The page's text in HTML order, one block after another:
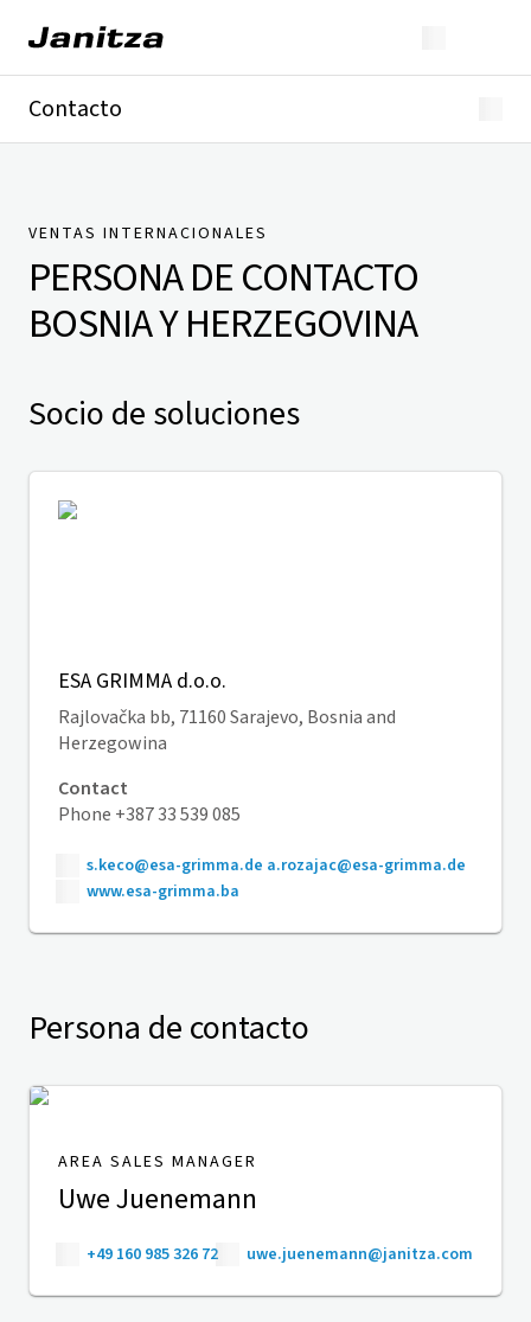
Contacto
Presse
VENTAS INTERNACIONALES
PERSONA DE CONTACTO
BOSNIA Y HERZEGOVINA
Socio de soluciones
ESA GRIMMA d.o.o.
Rajlovačka bb, 71160 Sarajevo, Bosnia and
Herzegowina
Contact
Phone +387 33 539 085
s.keco@esa-grimma.de a.rozajac@esa-grimma.de
www.esa-grimma.ba
Persona de contacto
AREA SALES MANAGER
Uwe Juenemann
+49 160 985 326 72 uwe.juenemann@janitza.com